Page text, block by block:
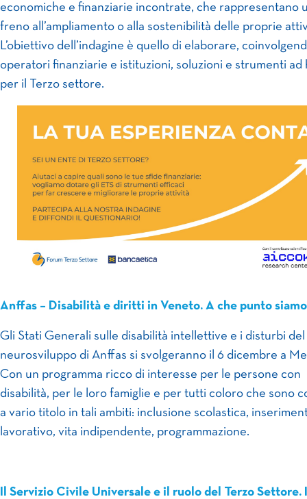
economiche e finanziarie incontrate, che rappresentano
freno all’ampliamento o alla sostenibilità delle proprie
L’obiettivo dell’indagine è quello di elaborare,
operatori finanziarie e istituzioni, soluzioni e strumenti ad
per il Terzo settore.
Anffas – Disabilità e diritti in Veneto. A che punto
Gli Stati Generali sulle disabilità intellettive e i disturbi del
neurosviluppo di Anffas si svolgeranno il 6 dicembre a
Con un programma ricco di interesse per le persone con
disabilità, per le loro famiglie e per tutti coloro che sono
a vario titolo in tali ambiti: inclusione scolastica,
lavorativo, vita indipendente, programmazione.
Il Servizio Civile Universale e il ruolo del Terzo Settore.